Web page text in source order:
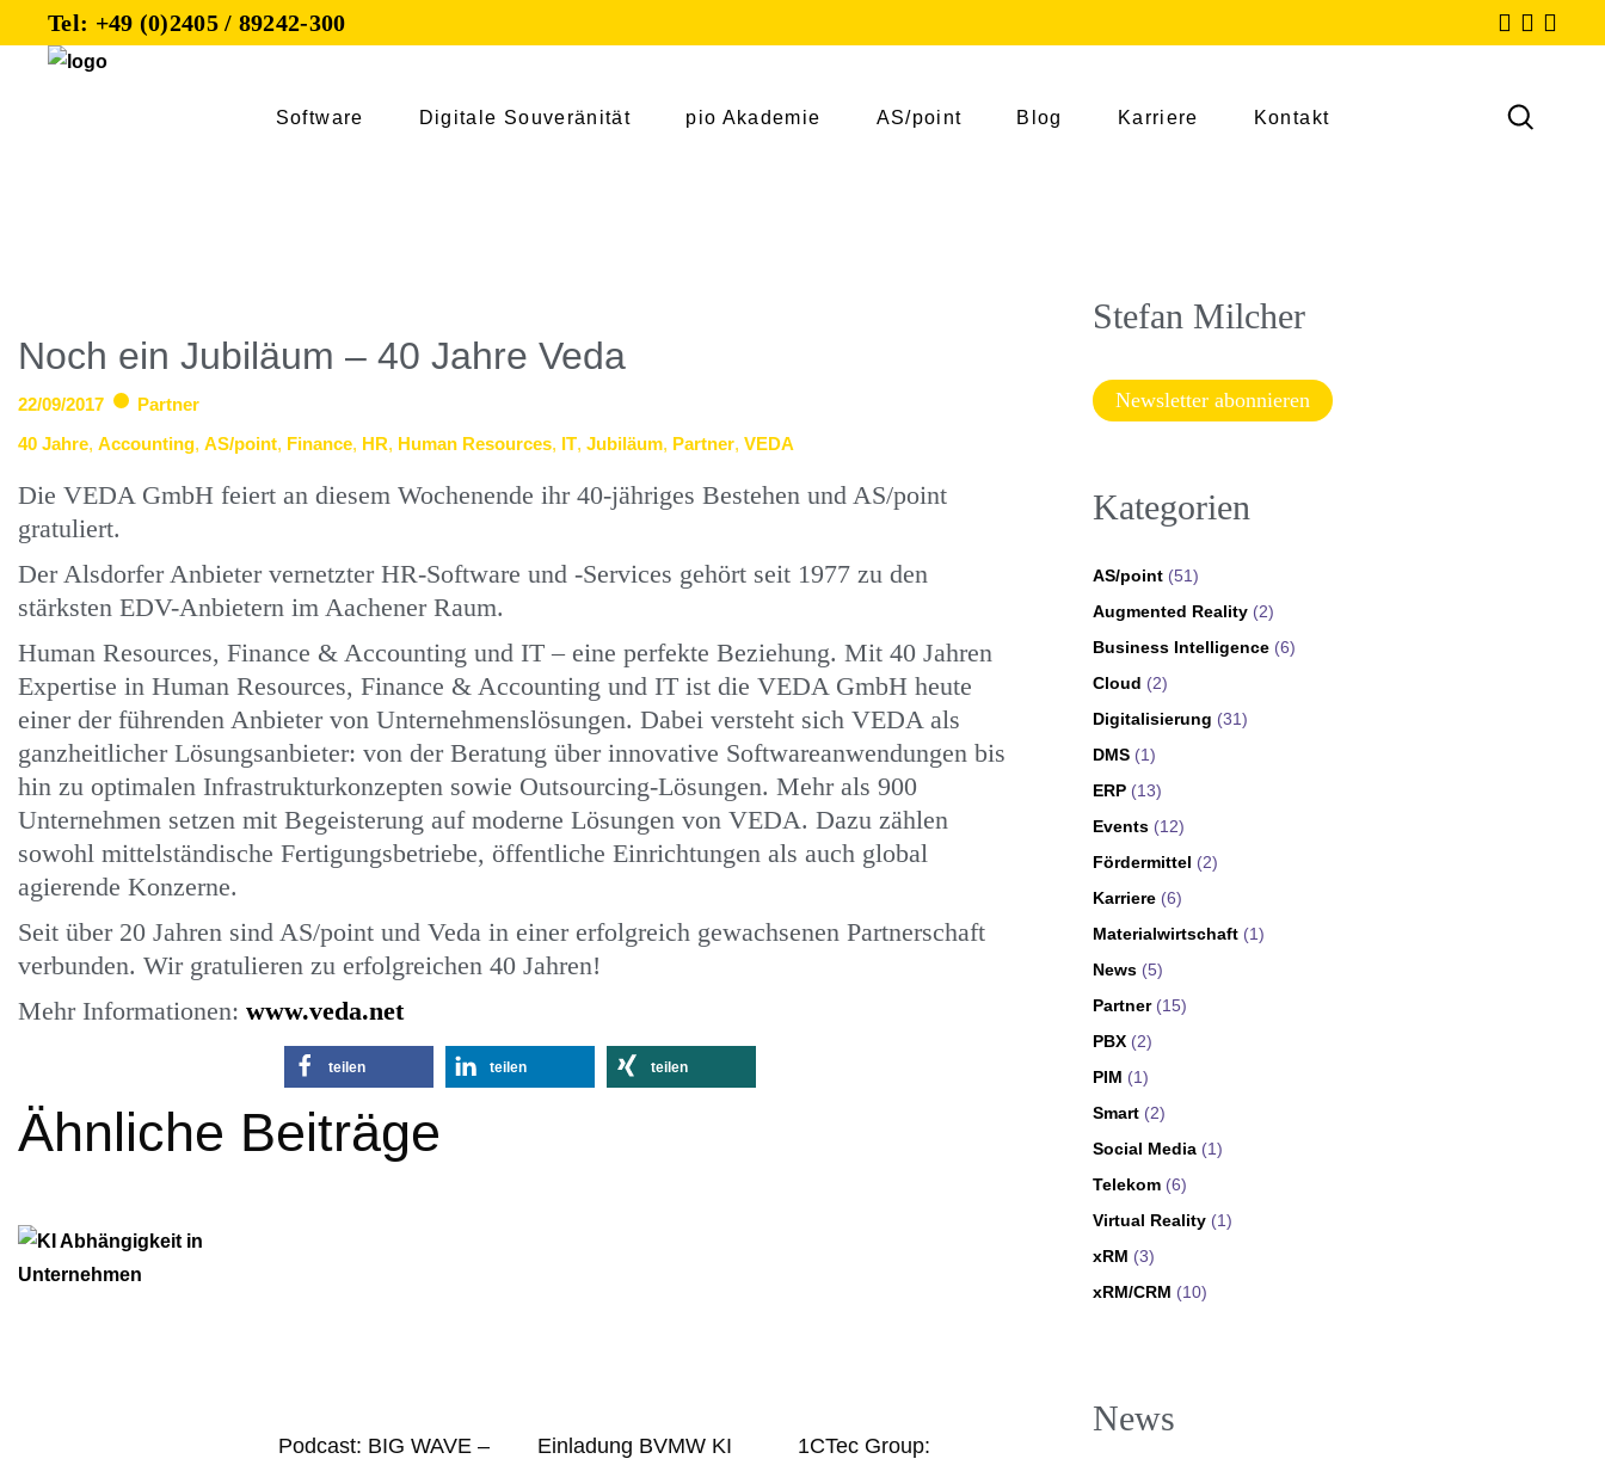
Tel: +49 (0)2405 / 89242-300
Software Digitale Souveränität pio Akademie AS/point Blog Karriere Kontakt
Noch ein Jubiläum – 40 Jahre Veda
22/09/2017
Partner
40 Jahre, Accounting, AS/point, Finance, HR, Human Resources, IT, Jubiläum, Partner, VEDA
Die VEDA GmbH feiert an diesem Wochenende ihr 40-jähriges Bestehen und AS/point
gratuliert.
Der Alsdorfer Anbieter vernetzter HR-Software und -Services gehört seit 1977 zu den
stärksten EDV-Anbietern im Aachener Raum.
Human Resources, Finance & Accounting und IT – eine perfekte Beziehung. Mit 40 Jahren
Expertise in Human Resources, Finance & Accounting und IT ist die VEDA GmbH heute
einer der führenden Anbieter von Unternehmenslösungen. Dabei versteht sich VEDA als
ganzheitlicher Lösungsanbieter: von der Beratung über innovative Softwareanwendungen bis
hin zu optimalen Infrastrukturkonzepten sowie Outsourcing-Lösungen. Mehr als 900
Unternehmen setzen mit Begeisterung auf moderne Lösungen von VEDA. Dazu zählen
sowohl mittelständische Fertigungsbetriebe, öffentliche Einrichtungen als auch global
agierende Konzerne.
Seit über 20 Jahren sind AS/point und Veda in einer erfolgreich gewachsenen Partnerschaft
verbunden. Wir gratulieren zu erfolgreichen 40 Jahren!
Mehr Informationen: www.veda.net
teilen teilen teilen
Ähnliche Beiträge
Podcast: BIG WAVE –
Einladung BVMW KI
1CTec Group:
Stefan Milcher
Newsletter abonnieren
Kategorien
AS/point (51)
Augmented Reality (2)
Business Intelligence (6)
Cloud (2)
Digitalisierung (31)
DMS (1)
ERP (13)
Events (12)
Fördermittel (2)
Karriere (6)
Materialwirtschaft (1)
News (5)
Partner(15)
PBX (2)
PIM (1)
Smart (2)
Social Media (1)
Telekom (6)
Virtual Reality (1)
xRM (3)
xRM/CRM (10)
News